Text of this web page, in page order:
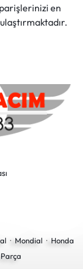
en
· Mondial · Honda